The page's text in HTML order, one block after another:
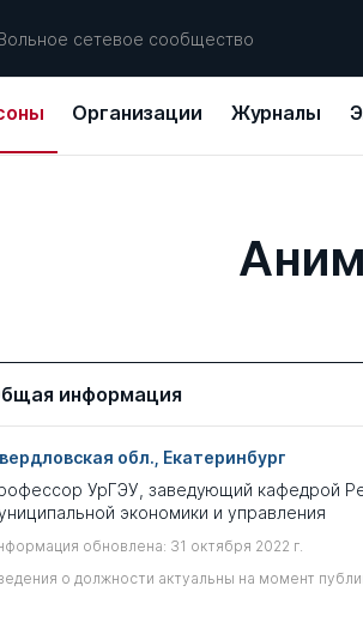
сетевое сообщество
Организации Журналы
информация
обл., Екатеринбург
УрГЭУ, заведующий кафедрой
экономики и управления
обновлена: 31 октября 2022 г.
о должности актуальны на момент